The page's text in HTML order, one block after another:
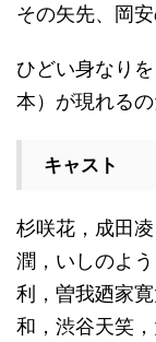
その矢先、岡
ひどい身なり
本）が現れるの
キャスト
杉咲花，成田
潤，いしのよ
利，曽我廼家
和，渋谷天笑